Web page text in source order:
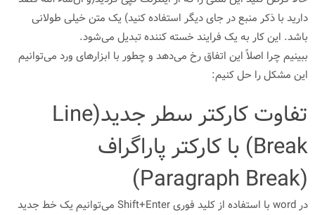
دارید با ذکر منبع در جای دیگر استفاده کنید) یک متن خیلی طولانی
باشد. این کار به یک فرایند خسته کننده تبدیل می‌شود.
ببینیم چرا اصلاً این اتفاق رخ می‌دهد و چطور با ابزارهای ورد می‌توانیم
این مشکل را حل کنیم:
تفاوت کارکتر سطر جدید(Line
Break) با کارکتر پاراگراف
(Paragraph Break)
در word با استفاده از کلید فوری Shift+Enter می‌توانیم یک خط جدید